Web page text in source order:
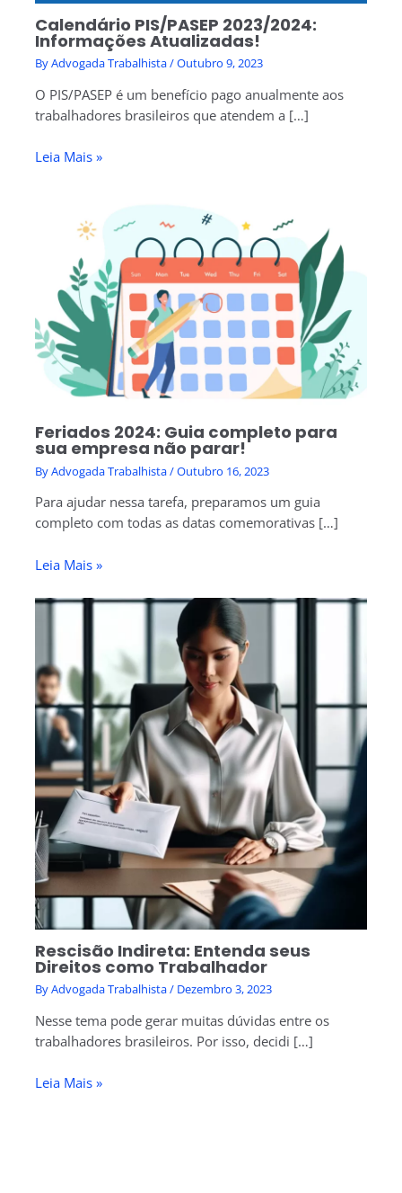
Calendário PIS/PASEP 2023/2024:
Informações Atualizadas!
ByAdvogada Trabalhista/Outubro 9, 2023
O PIS/PASEP é um benefício pago anualmente aos
trabalhadores brasileiros que atendem a […]
Leia Mais »
Feriados 2024: Guia completo para
sua empresa não parar!
ByAdvogada Trabalhista/Outubro 16, 2023
Para ajudar nessa tarefa, preparamos um guia
completo com todas as datas comemorativas […]
Leia Mais »
Rescisão Indireta: Entenda seus
Direitos como Trabalhador
ByAdvogada Trabalhista/ Dezembro 3, 2023
Nesse tema pode gerar muitas dúvidas entre os
trabalhadores brasileiros. Por isso, decidi […]
Leia Mais »